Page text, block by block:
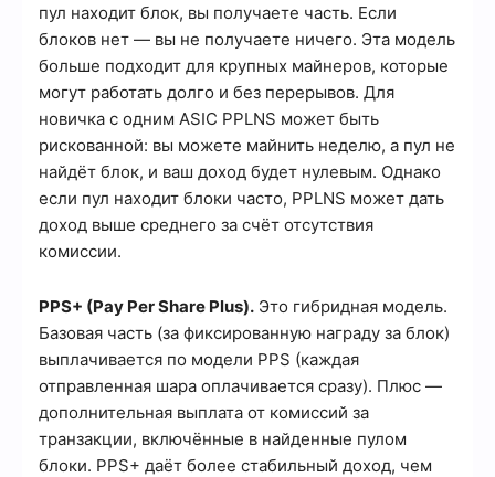
пул находит блок, вы получаете часть. Если
блоков нет — вы не получаете ничего. Эта модель
больше подходит для крупных майнеров, которые
могут работать долго и без перерывов. Для
новичка с одним ASIC PPLNS может быть
рискованной: вы можете майнить неделю, а пул не
найдёт блок, и ваш доход будет нулевым. Однако
если пул находит блоки часто, PPLNS может дать
доход выше среднего за счёт отсутствия
комиссии.
PPS+ (Pay Per Share Plus). Это гибридная модель.
Базовая часть (за фиксированную награду за блок)
выплачивается по модели PPS (каждая
отправленная шара оплачивается сразу). Плюс —
дополнительная выплата от комиссий за
транзакции, включённые в найденные пулом
блоки. PPS+ даёт более стабильный доход, чем